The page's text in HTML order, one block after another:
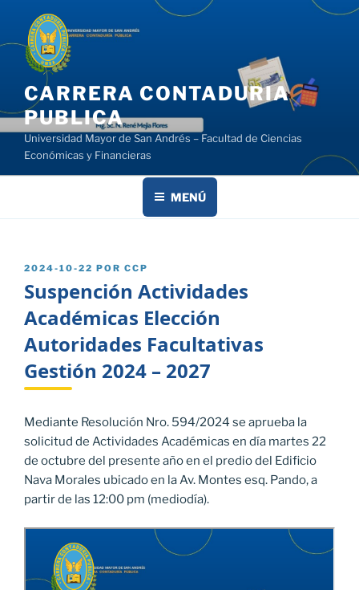
contenido
CARRERA CONTADURIA
PUBLICA
Universidad Mayor de San Andrés – Facultad de Ciencias
Económicas y Financieras
MENÚ
PUBLICADO
2024-10-22 POR CCP
Suspención Actividades
Académicas Elección
Autoridades Facultativas
Gestión 2024 – 2027
Mediante Resolución Nro. 594/2024 se aprueba la
solicitud de Actividades Académicas en día martes 22
de octubre del presente año en el predio del Edificio
Nava Morales ubicado en la Av. Montes esq. Pando, a
partir de las 12:00 pm (mediodía).